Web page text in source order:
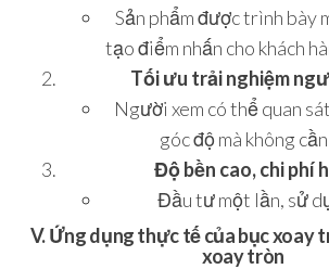
Sản phẩm được trình bày
tạo điểm nhấn cho khách
Tối ưu trải nghiệm
Người xem có thể quan
góc độ mà không
Độ bền cao, chi phí
Đầu tư một lần, sử
V. Ứng dụng thực tế của bục xoay
xoay tròn